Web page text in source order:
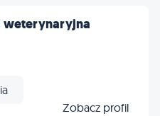
weterynaryjna
Zobacz profil